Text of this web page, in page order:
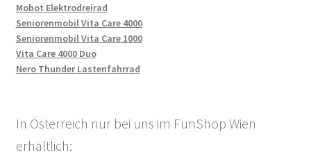
Mobot Elektrodreirad
Seniorenmobil Vita Care 4000
Seniorenmobil Vita Care 1000
Vita Care 4000 Duo
Nero Thunder Lastenfahrrad
In Österreich nur bei uns im FunShop Wien
erhältlich: